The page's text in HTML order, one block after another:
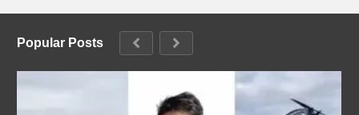
Popular Posts